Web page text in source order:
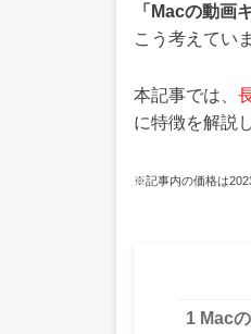
「Macの動画
こう考えてい
本記事では、
に特徴を解説
※記事内の価格は
1 Mac